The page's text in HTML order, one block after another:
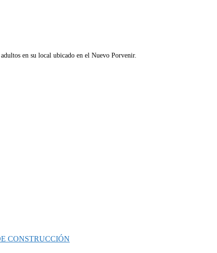
en su local ubicado en el Nuevo Porvenir.
CONSTRUCCIÓN